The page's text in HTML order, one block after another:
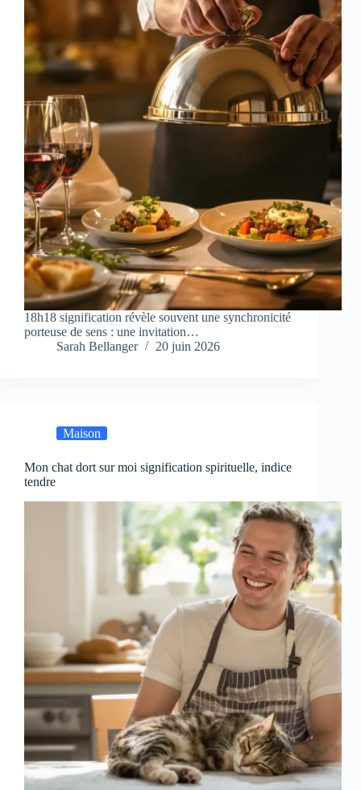
18h18 signification révèle souvent une synchronicité
porteuse de sens : une invitation…
Sarah Bellanger
20 juin 2026
Maison
Mon chat dort sur moi signification spirituelle, indice
tendre